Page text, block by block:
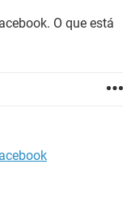
O que está